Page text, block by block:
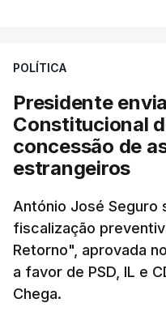
sistema mais simples,
"Sempre que seja
eliminar
chegam a quem mais
um passo na direção
Presidente da
Assegurar que
prejudicado"
POLÍTICA
Presidente
Constitucional
concessão de
estrangeiros
António José Seguro
fiscalização
Retorno", aprovada
a favor de PSD, IL e
Chega.